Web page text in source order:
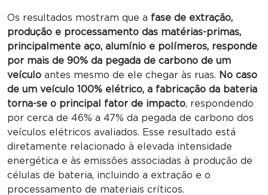
Os resultados mostram que a fase de extração,
produção e processamento das matérias-primas,
principalmente aço, alumínio e polímeros, responde
por mais de 90% da pegada de carbono de um
veículo antes mesmo de ele chegar às ruas. No caso
de um veículo 100% elétrico, a fabricação da bateria
torna-se o principal fator de impacto, respondendo
por cerca de 46% a 47% da pegada de carbono dos
veículos elétricos avaliados. Esse resultado está
diretamente relacionado à elevada intensidade
energética e às emissões associadas à produção de
células de bateria, incluindo a extração e o
processamento de materiais críticos.